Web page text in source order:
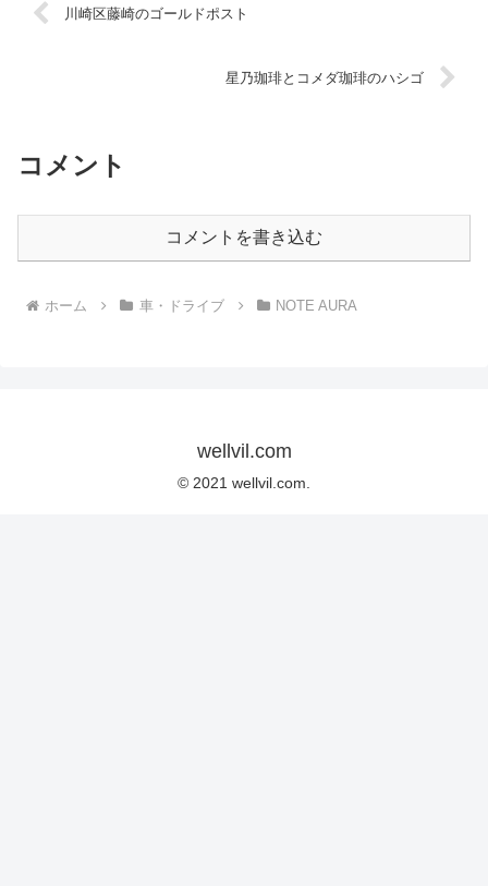
川崎区藤崎のゴールドポスト
星乃珈琲とコメダ珈琲のハシゴ
コメント
コメントを書き込む
ホーム 車・ドライブ NOTE AURA
wellvil.com
© 2021 wellvil.com.